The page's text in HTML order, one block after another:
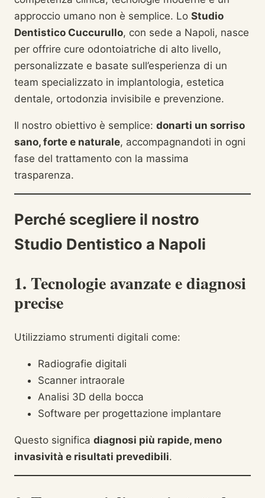
approccio umano non è semplice. Lo Studio
Dentistico Cuccurullo, con sede a Napoli, nasce
per offrire cure odontoiatriche di alto livello,
personalizzate e basate sull’esperienza di un
team specializzato in implantologia, estetica
dentale, ortodonzia invisibile e prevenzione.
Il nostro obiettivo è semplice: donarti un sorriso
sano, forte e naturale, accompagnandoti in ogni
fase del trattamento con la massima
trasparenza.
Perché scegliere il nostro
Studio Dentistico a Napoli
1. Tecnologie avanzate e diagnosi
precise
Utilizziamo strumenti digitali come:
Radiografie digitali
Scanner intraorale
Analisi 3D della bocca
Software per progettazione implantare
Questo significa diagnosi più rapide, meno
invasività e risultati prevedibili.